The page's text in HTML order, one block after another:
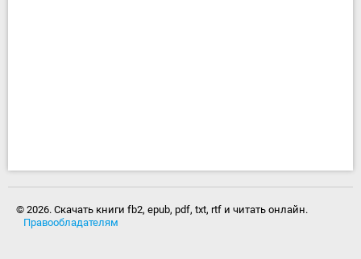
© 2026. Скачать книги fb2, epub, pdf, txt, rtf и читать онлайн.
Правообладателям